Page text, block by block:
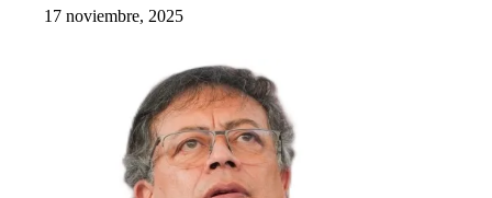
17 noviembre, 2025